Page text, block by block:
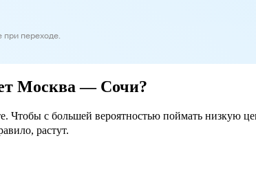
переходе.
Москва — Сочи?
Чтобы с большей вероятностью поймать низкую
растут.